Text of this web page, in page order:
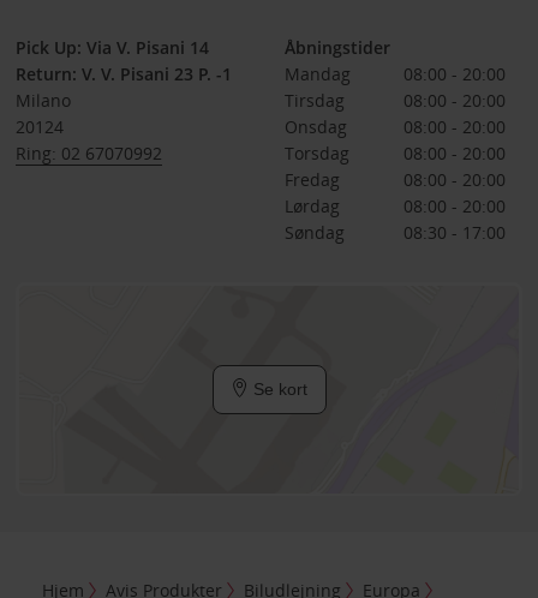
Pick Up: Via V. Pisani 14
Return: V. V. Pisani 23 P. -1
Milano
20124
Ring: 02 67070992
Åbningstider
Mandag
08:00 - 20:00
Tirsdag
08:00 - 20:00
Onsdag
08:00 - 20:00
Torsdag
08:00 - 20:00
Fredag
08:00 - 20:00
Lørdag
08:00 - 20:00
Søndag
08:30 - 17:00
Se kort
Hjem Avis Produkter Biludlejning
Europa